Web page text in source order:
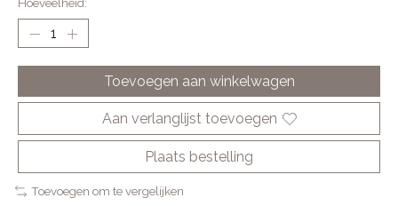
Hoeveelheid:
Toevoegen aan winkelwagen
Aan verlanglijst toevoegen
Plaats bestelling
Toevoegen om te vergelijken